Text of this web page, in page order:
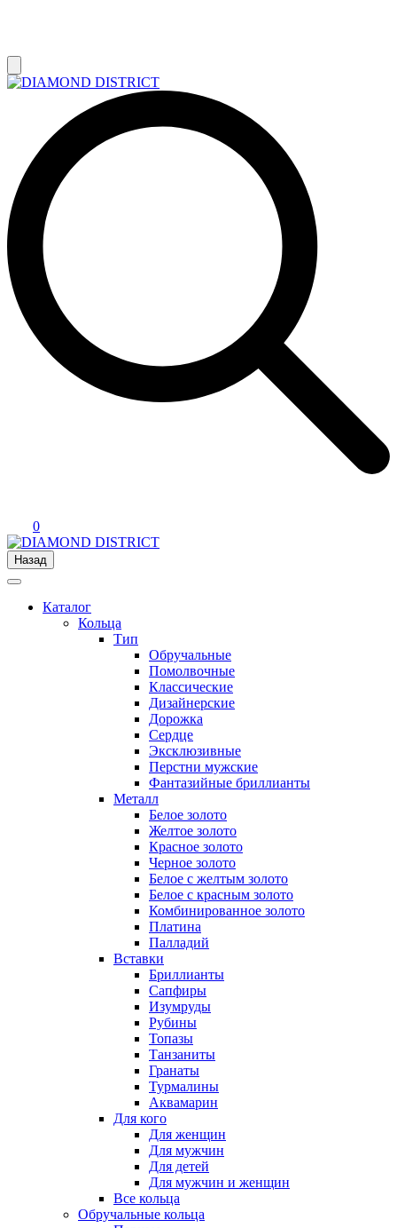
0
Назад
Каталог
Кольца
Тип
Обручальные
Помолвочные
Классические
Дизайнерские
Дорожка
Сердце
Эксклюзивные
Перстни мужские
Фантазийные бриллианты
Металл
Белое золото
Желтое золото
Красное золото
Черное золото
Белое с желтым золото
Белое с красным золото
Комбинированное золото
Платина
Палладий
Вставки
Бриллианты
Сапфиры
Изумруды
Рубины
Топазы
Танзаниты
Гранаты
Турмалины
Аквамарин
Для кого
Для женщин
Для мужчин
Для детей
Для мужчин и женщин
Все кольца
Обручальные кольца